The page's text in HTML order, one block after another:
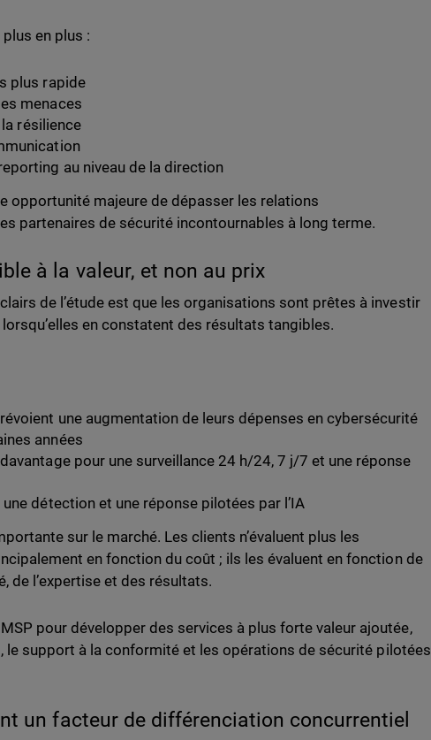
en plus :
plus rapide
menaces
résilience
au niveau de la direction
opportunité majeure de dépasser les relations
partenaires de sécurité incontournables à long terme.
à la valeur, et non au prix
de l’étude est que les organisations sont prêtes à investir
en constatent des résultats tangibles.
une augmentation de leurs dépenses en cybersécurité
années
pour une surveillance 24 h/24, 7 j/7 et une réponse
détection et une réponse pilotées par l’IA
sur le marché. Les clients n’évaluent plus les
en fonction du coût ; ils les évaluent en fonction de
de l’expertise et des résultats.
pour développer des services à plus forte valeur ajoutée,
le support à la conformité et les opérations de sécurité pilotées
un facteur de différenciation concurrentiel